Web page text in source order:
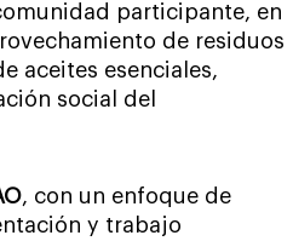
participante, en
de residuos
aceites esenciales,
social del
, con un enfoque de
y trabajo